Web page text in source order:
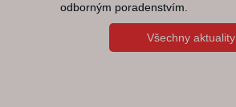
odborným poradenstvím.
Všechny aktuality